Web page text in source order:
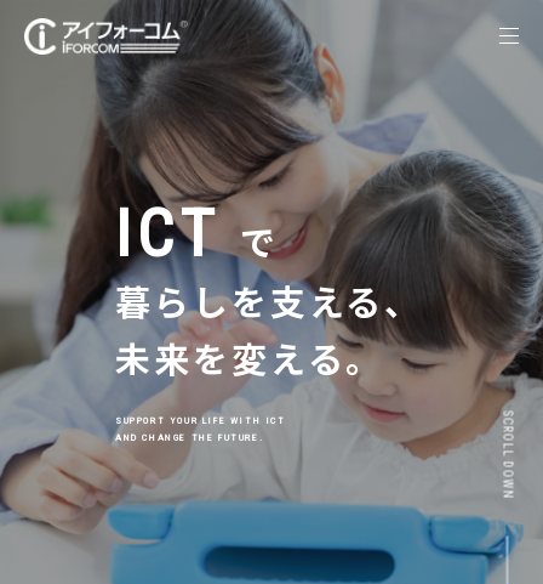
ICT で
暮らしを支える、
未来を変える。
SUPPORT YOUR LIFE WITH ICT
AND CHANGE THE FUTURE.
SCROLL DOWN